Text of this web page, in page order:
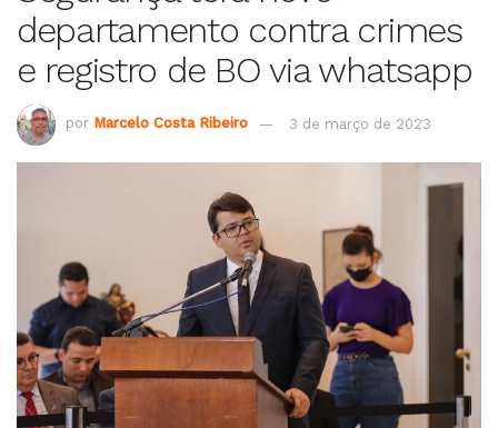
departamento contra crimes
e registro de BO via whatsapp
por Marcelo Costa Ribeiro 3 de março de 2023